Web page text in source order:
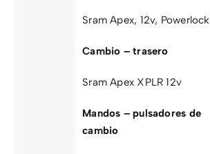
Sram Apex, 12v, Powerlock
Cambio – trasero
Sram Apex XPLR 12v
Mandos – pulsadores de
cambio